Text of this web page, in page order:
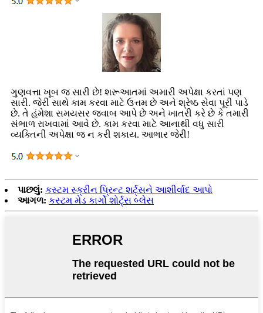
ગુણવત્તા ખૂબ જ સારી છે! શરૂઆતમાં અમારી અપેક્ષા કરતાં પણ
સારી. જેરી સાથે કામ કરવા માટે ઉત્તમ છે અને શ્રેષ્ઠ સેવા પૂરી પાડે
છે. તે હંમેશા સમયસર જવાબ આપે છે અને ખાતરી કરે છે કે તમારી
સંભાળ રાખવામાં આવે છે. કામ કરવા માટે આનાથી વધુ સારી
વ્યક્તિની અપેક્ષા જ ન કરી શકાય. આભાર જેરી!
પાછલું: કસ્ટમ સ્ક્રીન પ્રિન્ટ શર્ટ્સને આશીર્વાદ આપો
આગળ: કસ્ટમ મેડ કાર્ગો શોર્ટ્સ બ્લેસ